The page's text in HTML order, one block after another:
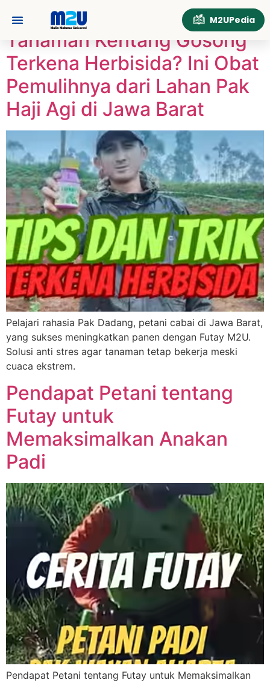
M2UPedia
Tanaman Kentang Gosong
Terkena Herbisida? Ini Obat
Pemulihnya dari Lahan Pak
Haji Agi di Jawa Barat
Pelajari rahasia Pak Dadang, petani cabai di Jawa Barat,
yang sukses meningkatkan panen dengan Futay M2U.
Solusi anti stres agar tanaman tetap bekerja meski
cuaca ekstrem.
Pendapat Petani tentang
Futay untuk
Memaksimalkan Anakan
Padi
Pendapat Petani tentang Futay untuk Memaksimalkan